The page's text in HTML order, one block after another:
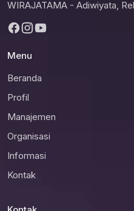
WIRAJATAMA - Adiwiyata,
Menu
Beranda
Profil
Manajemen
Organisasi
Informasi
Kontak